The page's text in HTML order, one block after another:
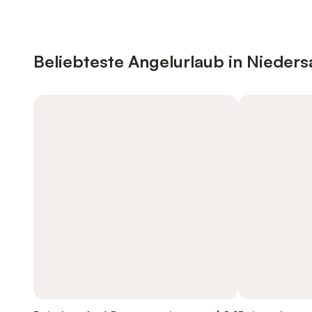
Beliebteste Angelurlaub in